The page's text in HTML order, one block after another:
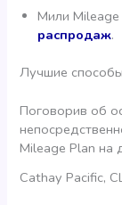
Мили
распродаж.
Лучшие
Поговорив об
Mileage Plan на
Cathay Pacific,